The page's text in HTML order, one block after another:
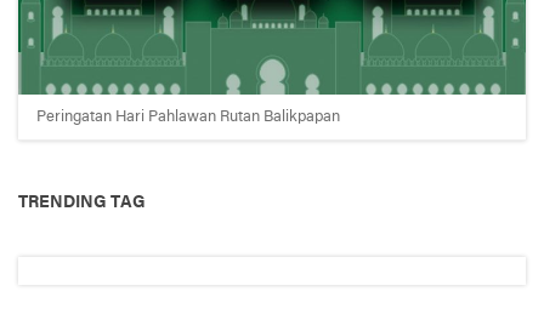
Peringatan Hari Pahlawan Rutan Balikpapan
TRENDING TAG